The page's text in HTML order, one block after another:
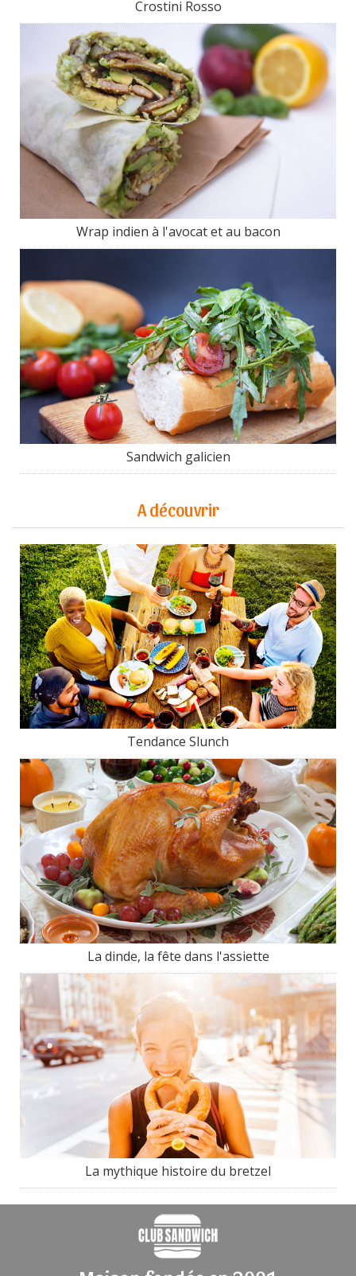
Crostini Rosso
Wrap indien à l'avocat et au bacon
Sandwich galicien
A découvrir
Tendance Slunch
La dinde, la fête dans l'assiette
La mythique histoire du bretzel